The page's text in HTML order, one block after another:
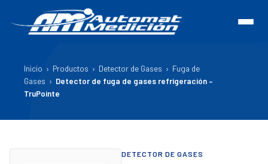
Inicio › Productos › Detector de Gases › Fuga de
Gases › Detector de fuga de gases refrigeración –
TruPointe
DETECTOR DE GASES